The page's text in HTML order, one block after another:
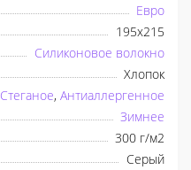
Евро
195x215
Силиконовое волокно
Хлопок
Стеганое, Антиаллергенное
Зимнее
300 г/м2
Серый